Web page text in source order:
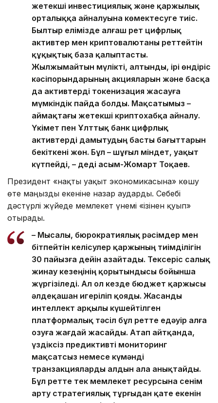
жетекші инвестициялық және қаржылық
орталыққа айналуына көмектесуге тиіс.
Былтыр елімізде алғаш рет цифрлық
активтер мен криптовалютаны реттейтін
құқықтық база қалыптасты.
Жылжымайтын мүлікті, алтынды, ірі өндіріс
кәсіпорындарының акцияларын және басқа
да активтерді токенизация жасауға
мүмкіндік пайда болды. Мақсатымыз –
аймақтағы жетекші криптохабқа айналу.
Үкімет пен Ұлттық банк цифрлық
активтерді дамытудың басты бағыттарын
бекіткені жөн. Бұл – шұғыл міндет, уақыт
күтпейді, – деді Қасым-Жомарт Тоқаев.
Президент «нақты уақыт экономикасына» көшу
өте маңызды екеніне назар аударды. Себебі
дәстүрлі жүйеде мемлекет үнемі «ізінен қуып»
отырады.
– Мысалы, бюрократиялық рәсімдер мен
бітпейтін келісулер қаржының тиімділігін
30 пайызға дейін азайтады. Тексеріс салық
жинау кезеңінің қорытындысы бойынша
жүргізіледі. Ал ол кезде бюджет қаржысы
әлдеқашан игеріліп қояды. Жасанды
интеллект арқылы күшейтілген
платформалық тәсіл бұл ретте едәуір алға
озуға жағдай жасайды. Атап айтқанда,
үздіксіз предиктивті мониторинг
мақсатсыз немесе күмәнді
транзакцияларды алдын ала анықтайды.
Бұл ретте тек мемлекет ресурсына сенім
арту стратегиялық тұрғыдан қате екенін